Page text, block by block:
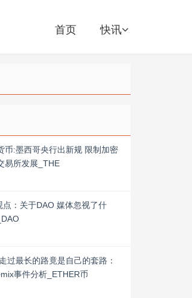
首页 快讯
币:墨西哥央行出新规 限制加密
易所发展_THE
点：关于DAO 媒体忽视了什
过最长的路竟是自己的套路：
事件分析_ETHER币